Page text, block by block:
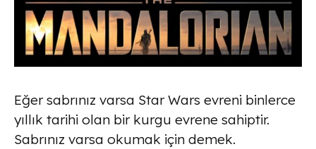
Eğer sabrınız varsa Star Wars evreni binlerce
yıllık tarihi olan bir kurgu evrene sahiptir.
Sabrınız varsa okumak için demek.